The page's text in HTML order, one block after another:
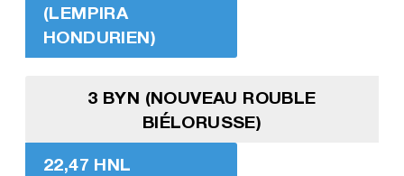
(LEMPIRA
HONDURIEN)
3 BYN (NOUVEAU ROUBLE
BIÉLORUSSE)
22,47 HNL